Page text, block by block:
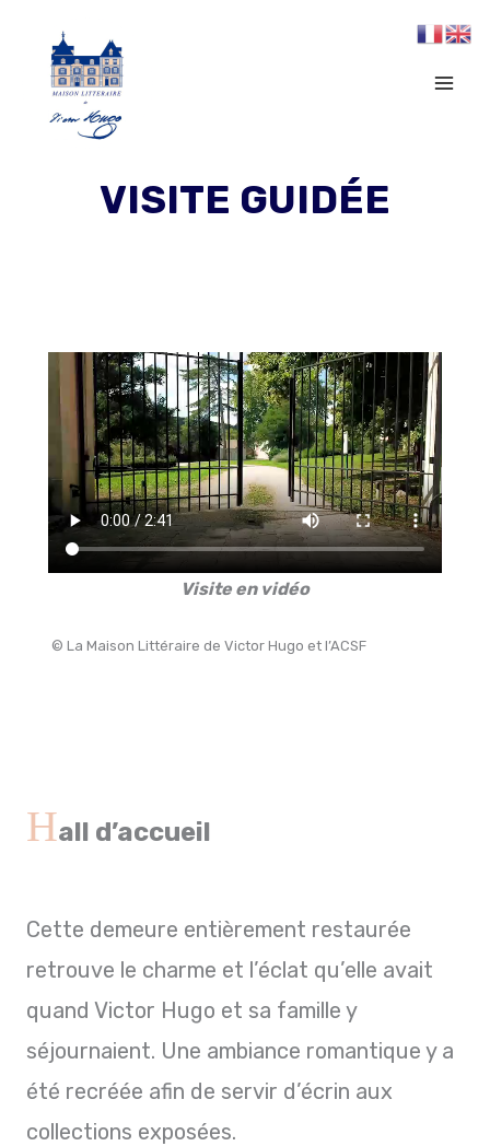
contenu
VISITE GUIDÉE
Visite en vidéo
© La Maison Littéraire de Victor Hugo et l’ACSF
Hall d’accueil
Cette demeure entièrement restaurée
retrouve le charme et l’éclat qu’elle avait
quand Victor Hugo et sa famille y
séjournaient. Une ambiance romantique y a
été recréée afin de servir d’écrin aux
collections exposées.